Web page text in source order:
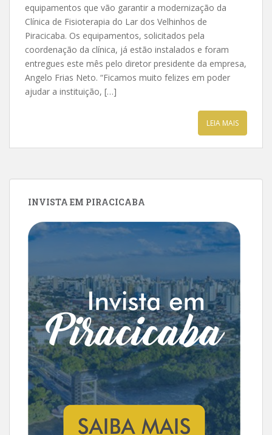
equipamentos que vão garantir a modernização da
Clínica de Fisioterapia do Lar dos Velhinhos de
Piracicaba. Os equipamentos, solicitados pela
coordenação da clínica, já estão instalados e foram
entregues este mês pelo diretor presidente da empresa,
Angelo Frias Neto. “Ficamos muito felizes em poder
ajudar a instituição, […]
LEIA MAIS
INVISTA EM PIRACICABA